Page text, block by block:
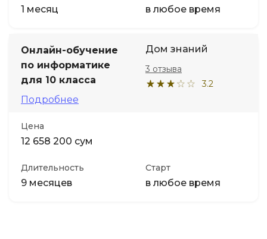
1 месяц в любое время
Онлайн-обучение
по информатике
для 10 класса
Подробнее
Дом знаний
3.2
3 отзыва
Цена
12 658 200 сум
Длительность
9 месяцев
Старт
в любое время